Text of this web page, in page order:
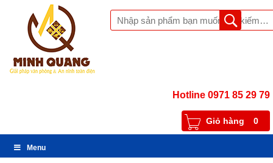
Hotline 0971 85 29 79
Giỏ hàng 0
Menu